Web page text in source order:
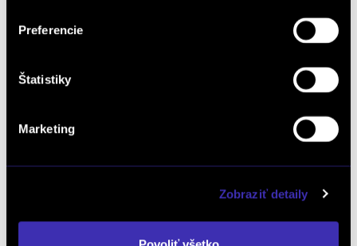
Preferencie
Štatistiky
Marketing
Zobraziť detaily
mestské auto Peugeot e-208